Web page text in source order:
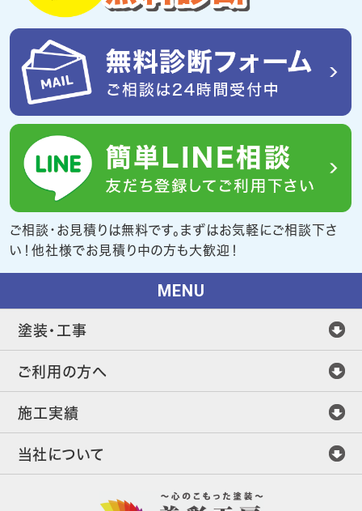
ご相談・お見積りは無料です。まずはお気軽にご相談下さ
い！他社様でお見積り中の方も大歓迎！
MENU
塗装・工事
ご利用の方へ
施工実績
当社について